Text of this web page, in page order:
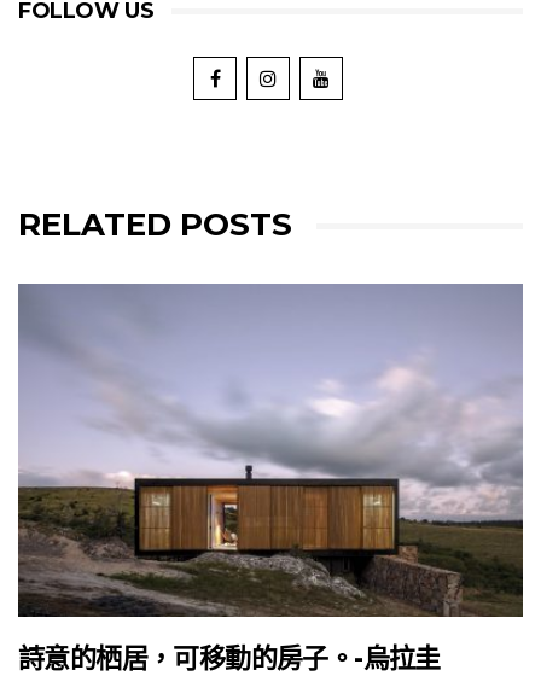
FOLLOW US
RELATED POSTS
詩意的栖居，可移動的房子。-烏拉圭